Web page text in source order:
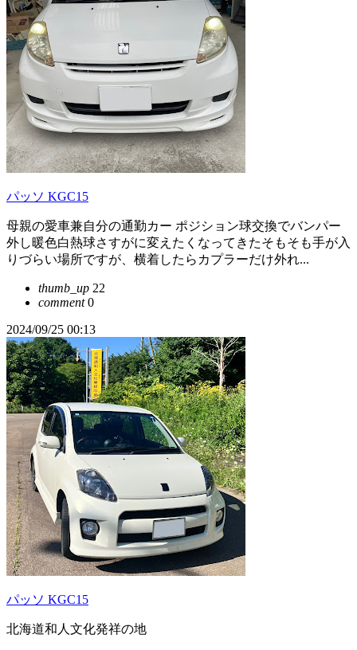
パッソ KGC15
母親の愛車兼自分の通勤カー ポジション球交換でバンパー
外し暖色白熱球さすがに変えたくなってきたそもそも手が入
りづらい場所ですが、横着したらカプラーだけ外れ...
thumb_up 22
comment0
2024/09/25 00:13
パッソ KGC15
北海道和人文化発祥の地